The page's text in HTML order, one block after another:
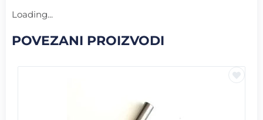
Loading...
POVEZANI PROIZVODI